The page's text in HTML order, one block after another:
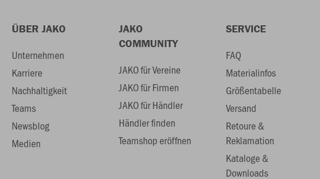
ÜBER JAKO
Unternehmen
Karriere
Nachhaltigkeit
Teams
Newsblog
Medien
JAKO
COMMUNITY
JAKO für Vereine
JAKO für Firmen
JAKO für Händler
Händler finden
Teamshop eröffnen
SERVICE
FAQ
Materialinfos
Größentabelle
Versand
Retoure &
Reklamation
Kataloge &
Downloads